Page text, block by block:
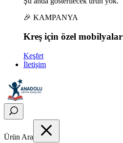
🎉 KAMPANYA
Kreş için özel mobilyalar
Keşfet
İletişim
Ürün Ara